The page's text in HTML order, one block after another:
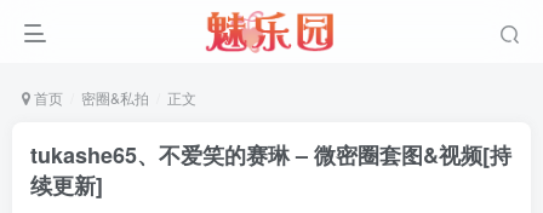
首页 密圈&私拍 正文
tukashe65、不爱笑的赛琳 – 微密圈套图&视频[持
续更新]